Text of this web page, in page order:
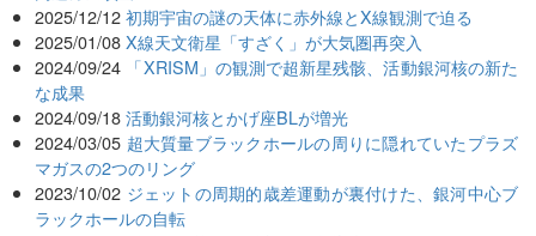
2025/12/12 初期宇宙の謎の天体に赤外線とX線観測で迫る
2025/01/08 X線天文衛星「すざく」が大気圏再突入
2024/09/24 「XRISM」の観測で超新星残骸、活動銀河核の新た
な成果
2024/09/18 活動銀河核とかげ座BLが増光
2024/03/05 超大質量ブラックホールの周りに隠れていたプラズ
マガスの2つのリング
2023/10/02 ジェットの周期的歳差運動が裏付けた、銀河中心ブ
ラックホールの自転